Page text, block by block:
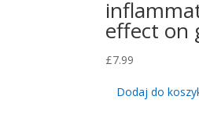
effect on
£7.99
Dodaj do